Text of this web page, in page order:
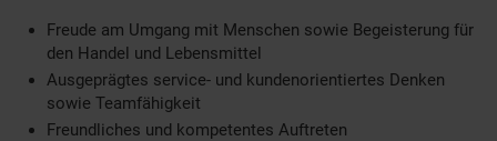
Freude am Umgang mit Menschen sowie Begeisterung für
den Handel und Lebensmittel
Ausgeprägtes service- und kundenorientiertes Denken
sowie Teamfähigkeit
Freundliches und kompetentes Auftreten